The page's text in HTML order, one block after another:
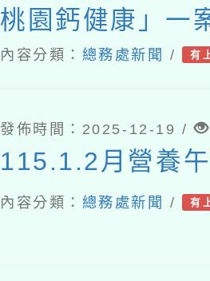
桃園鈣健康」一
宣導並依說明事
內容分類： 總務處新聞 / 有
發佈時間：2025-12-19 /
115.1.2月營養
內容分類： 總務處新聞 / 有